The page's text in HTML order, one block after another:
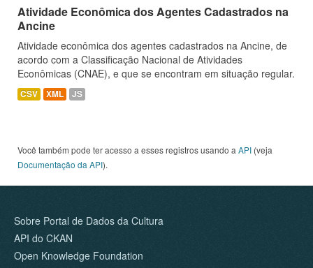
Atividade Econômica dos Agentes Cadastrados na
Ancine
Atividade econômica dos agentes cadastrados na Ancine, de
acordo com a Classificação Nacional de Atividades
Econômicas (CNAE), e que se encontram em situação regular.
CSV XML JS
Você também pode ter acesso a esses registros usando a API (veja
Documentação da API).
Sobre Portal de Dados da Cultura
API do CKAN
Open Knowledge Foundation